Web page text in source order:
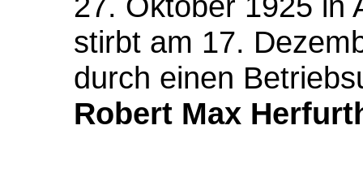
stirbt am 17.
durch einen
Robert Max